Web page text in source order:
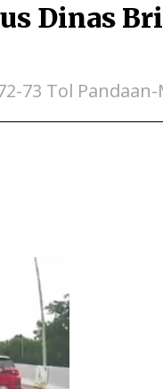
Dinas
73 Tol Pandaan-